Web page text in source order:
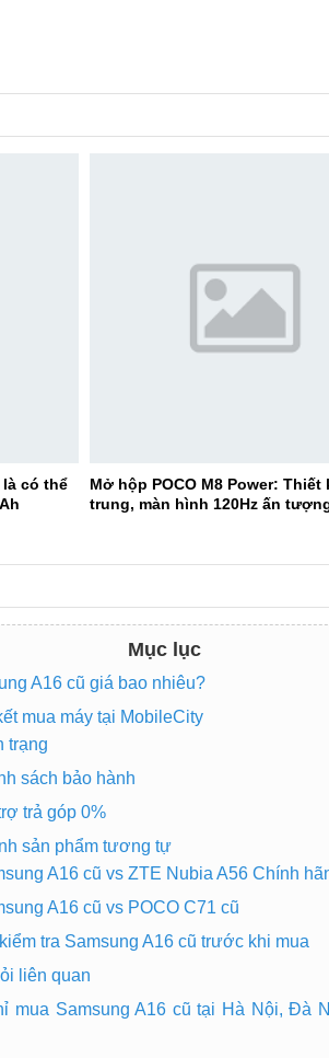
có thể
Mở hộp POCO M8 Power: Thiết
trung, màn hình 120Hz ấn
Mục lục
A16 cũ giá bao nhiêu?
mua máy tại MobileCity
trạng
sách bảo hành
trả góp 0%
sản phẩm tương tự
A16 cũ vs ZTE Nubia A56 Chính
A16 cũ vs POCO C71 cũ
tra Samsung A16 cũ trước khi mua
liên quan
mua Samsung A16 cũ tại Hà Nội, Đà